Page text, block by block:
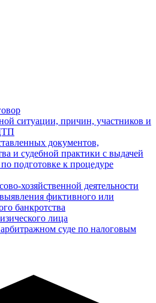
ситуации, причин, участников и
документов,
и судебной практики с выдачей
подготовке к процедуре
хозяйственной деятельности
фиктивного или
банкротства
лица
суде по налоговым